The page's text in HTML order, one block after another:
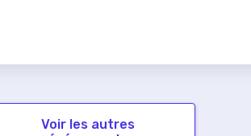
Voir les autres